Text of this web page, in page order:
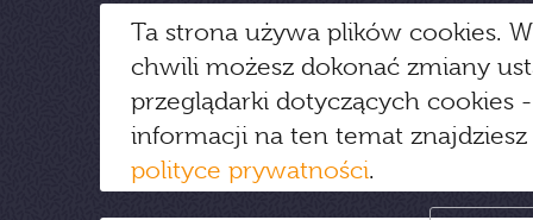
Ta strona używa plików cookies.
chwili możesz dokonać zmiany
przeglądarki dotyczących cookies
informacji na ten temat
polityce prywatności.